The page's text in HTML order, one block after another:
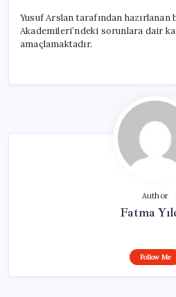
Yusuf Arslan tarafından
Akademileri’ndeki sorunlara dair
amaçlamaktadır.
Author
Fatma
Follow Me